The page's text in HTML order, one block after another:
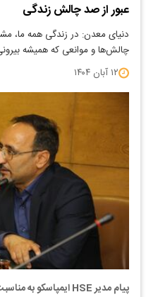
عبور از صد چالش زندگی
دنیای معدن: در زندگی همه ما،
چالش‌ها و موانعی که همیشه
۱۲ آبان ۱۴۰۴
پیام مدیر HSE ایمپاسکو به مناسبت روز جهانی سلامت روان؛